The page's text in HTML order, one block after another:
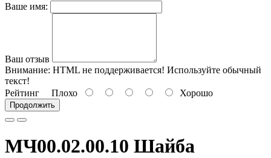
Ваше имя:
Ваш отзыв
Внимание: HTML не поддерживается! Используйте обычный
текст!
Рейтинг Плохо Хорошо
Продолжить
МЧ00.02.00.10 Шайба